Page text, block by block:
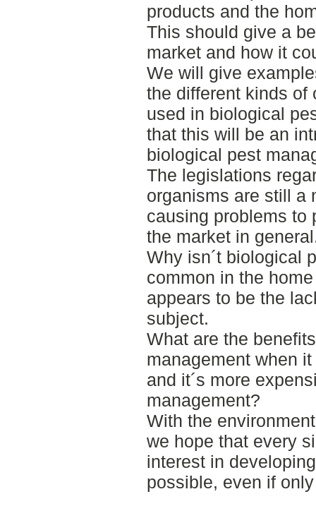
products and the
This should give a
market and how it
We will give
the different kinds of
used in biological
that this will be an
biological pest
The legislations
organisms are still a
causing problems to
the market in
Why isn´t biological
common in the
appears to be the
subject.
What are the
management when
and it´s more
management?
With the
we hope that every
interest in
possible, even if